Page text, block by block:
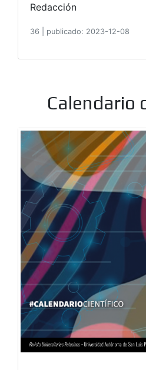
Redacción
36 publicado: 2023-12-08
Calendario